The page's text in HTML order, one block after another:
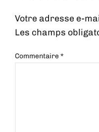
Votre adresse e-
Les champs
Commentaire*